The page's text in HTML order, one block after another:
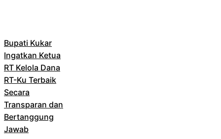
Bupati Kukar
Ingatkan Ketua
RT Kelola Dana
RT-Ku Terbaik
Secara
Transparan dan
Bertanggung
Jawab